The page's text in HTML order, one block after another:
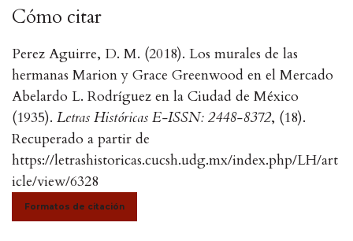
Cómo citar
Perez Aguirre, D. M. (2018). Los murales de las
hermanas Marion y Grace Greenwood en el Mercado
Abelardo L. Rodríguez en la Ciudad de México
(1935). Letras Históricas E-ISSN: 2448-8372, (18).
Recuperado a partir de
https://letrashistoricas.cucsh.udg.mx/index.php/LH/art
icle/view/6328
Formatos de citación